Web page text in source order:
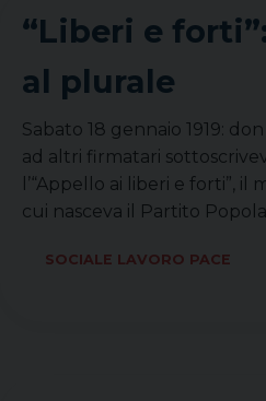
“Liberi e
al plurale
Sabato 18 gennaio 1919:
ad altri firmatari
l’“Appello ai liberi e forti”,
cui nasceva il Partito
SOCIALE LAVORO PACE